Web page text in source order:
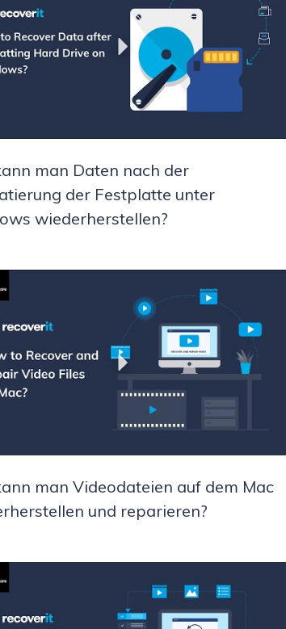
man Daten nach der
der Festplatte unter
wiederherstellen?
man Videodateien auf dem Mac
und reparieren?